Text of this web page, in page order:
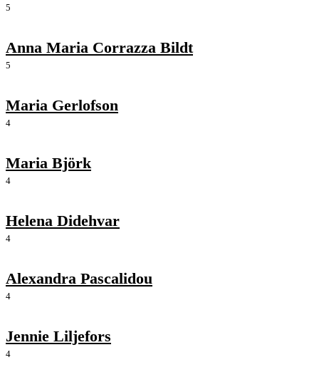
5
Anna Maria Corrazza Bildt
5
Maria Gerlofson
4
Maria Björk
4
Helena Didehvar
4
Alexandra Pascalidou
4
Jennie Liljefors
4